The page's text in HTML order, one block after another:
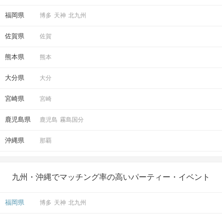
福岡県 博多 天神 北九州
佐賀県 佐賀
熊本県 熊本
大分県 大分
宮崎県 宮崎
鹿児島県 鹿児島 霧島国分
沖縄県 那覇
九州・沖縄でマッチング率の高いパーティー・イベント
福岡県 博多 天神 北九州